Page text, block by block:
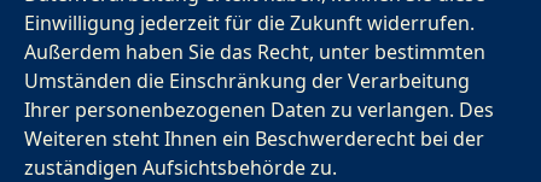
Einwilligung jederzeit für die Zukunft widerrufen.
Außerdem haben Sie das Recht, unter bestimmten
Umständen die Einschränkung der Verarbeitung
Ihrer personenbezogenen Daten zu verlangen. Des
Weiteren steht Ihnen ein Beschwerderecht bei der
zuständigen Aufsichtsbehörde zu.